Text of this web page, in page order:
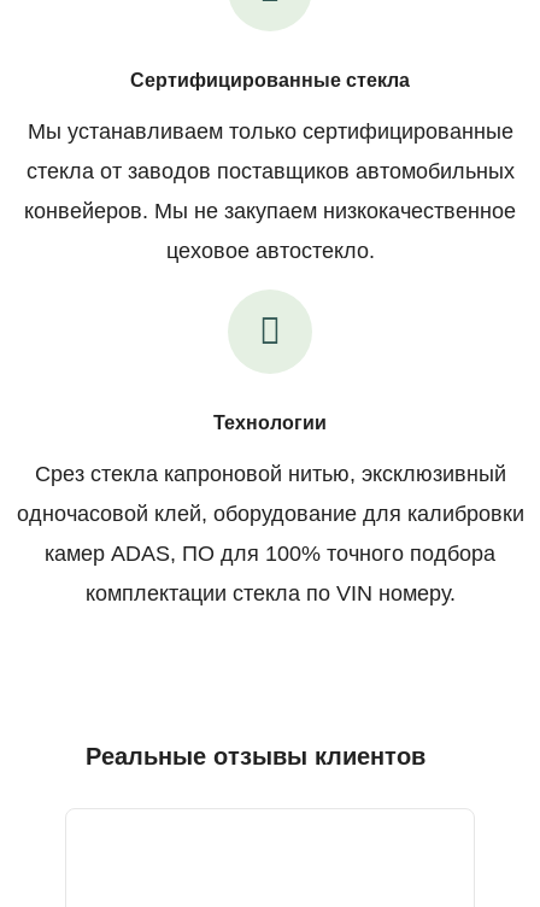
Сертифицированные стекла
Мы устанавливаем только сертифицированные
стекла от заводов поставщиков автомобильных
конвейеров. Мы не закупаем низкокачественное
цеховое автостекло.
Технологии
Срез стекла капроновой нитью, эксклюзивный
одночасовой клей, оборудование для калибровки
камер ADAS, ПО для 100% точного подбора
комплектации стекла по VIN номеру.
Реальные отзывы клиентов